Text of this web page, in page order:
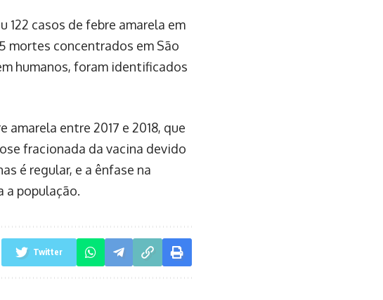
122 casos de febre amarela em
mortes concentrados em São
humanos, foram identificados
entre 2017 e 2018, que
fracionada da vacina devido
é regular, e a ênfase na
a população.
Twitter